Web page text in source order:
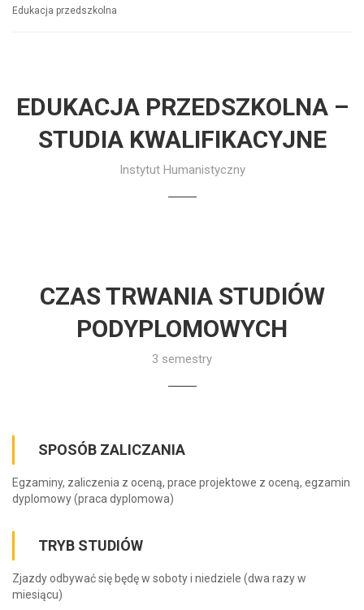
Edukacja przedszkolna
EDUKACJA PRZEDSZKOLNA –
STUDIA KWALIFIKACYJNE
Instytut Humanistyczny
CZAS TRWANIA STUDIÓW
PODYPLOMOWYCH
3 semestry
SPOSÓB ZALICZANIA
Egzaminy, zaliczenia z oceną, prace projektowe z oceną, egzamin
dyplomowy (praca dyplomowa)
TRYB STUDIÓW
Zjazdy odbywać się będę w soboty i niedziele (dwa razy w
miesiącu)